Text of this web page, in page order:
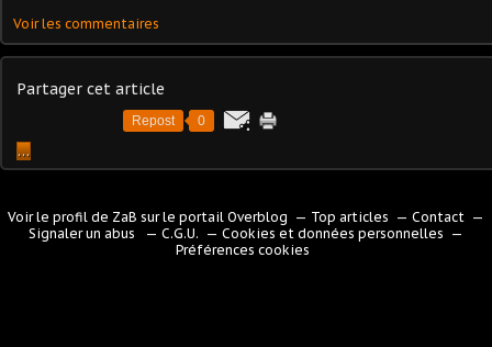
Voir les commentaires
Partager cet article
Repost 0
…
Voir le profil de ZaB sur le portail Overblog Top articles
Contact
Signaler un abus
C.G.U.
Cookies et données personnelles
Préférences cookies